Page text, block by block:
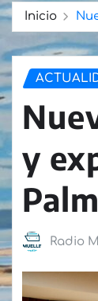
Inicio
y
Radio